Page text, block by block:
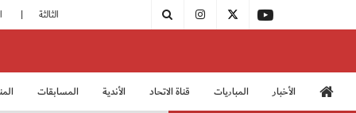
| |
الأخبار المباريات قناة الاتحاد الأندية المسابقات